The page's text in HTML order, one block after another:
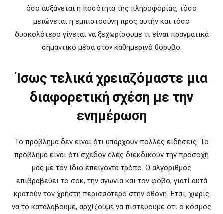
όσο αυξάνεται η ποσότητα της πληροφορίας, τόσο
μειώνεται η εμπιστοσύνη προς αυτήν και τόσο
δυσκολότερο γίνεται να ξεχωρίσουμε τι είναι πραγματικά
σημαντικό μέσα στον καθημερινό θόρυβο.
Ίσως τελικά χρειαζόμαστε μια
διαφορετική σχέση με την
ενημέρωση
Το πρόβλημα δεν είναι ότι υπάρχουν πολλές ειδήσεις. Το
πρόβλημα είναι ότι σχεδόν όλες διεκδικούν την προσοχή
μας με τον ίδιο επείγοντα τρόπο. Ο αλγόριθμος
επιβραβεύει το σοκ, την αγωνία και τον φόβο, γιατί αυτά
κρατούν τον χρήστη περισσότερο στην οθόνη. Έτσι, χωρίς
να το καταλάβουμε, αρχίζουμε να πιστεύουμε ότι ο κόσμος